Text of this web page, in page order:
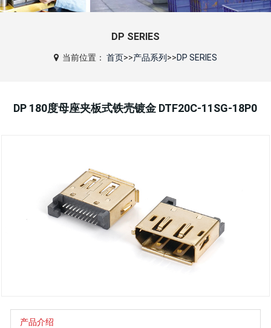
DP SERIES
当前位置： 首页>>产品系列 >>DP SERIES
DP 180度母座夹板式铁壳镀金 DTF20C-11SG-18P0
产品介绍